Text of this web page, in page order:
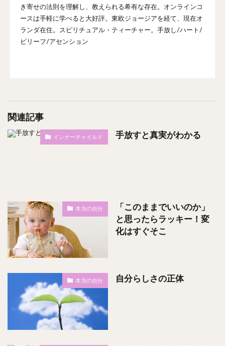
き寄せの法則を理解し、教えられる希有な存在。オンラインコ
ースは手軽に学べると大好評。東欧ジョージアを経て、現在オ
ランダ在住。スピリチュアル・ティーチャー。手放し/ハート/
ビリーフ/アセンション
関連記事
インナーチャイルド 手放すと真実がわかる
本当の自分
「このままでいいのか」
と思ったらラッキー！変
化はすぐそこ
本当の自分 自分らしさの正体